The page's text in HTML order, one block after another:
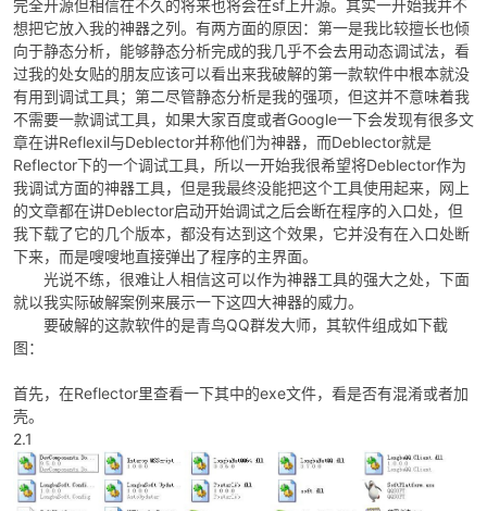
52
po
完全开源但相信在不久的将来也将会在sf上开源。其实一开始我并不
想把它放入我的神器之列。有两方面的原因：第一是我比较擅长也倾
向于静态分析，能够静态分析完成的我几乎不会去用动态调试法，看
过我的处女贴的朋友应该可以看出来我破解的第一款软件中根本就没
有用到调试工具；第二尽管静态分析是我的强项，但这并不意味着我
不需要一款调试工具，如果大家百度或者Google一下会发现有很多文
章在讲Reflexil与Deblector并称他们为神器，而Deblector就是
Reflector下的一个调试工具，所以一开始我很希望将Deblector作为
我调试方面的神器工具，但是我最终没能把这个工具使用起来，网上
的文章都在讲Deblector启动开始调试之后会断在程序的入口处，但
我下载了它的几个版本，都没有达到这个效果，它并没有在入口处断
下来，而是嗖嗖地直接弹出了程序的主界面。
光说不练，很难让人相信这可以作为神器工具的强大之处，下面
就以我实际破解案例来展示一下这四大神器的威力。
要破解的这款软件的是青鸟QQ群发大师，其软件组成如下截
图：
首先，在Reflector里查看一下其中的exe文件，看是否有混淆或者加
壳。
2.1